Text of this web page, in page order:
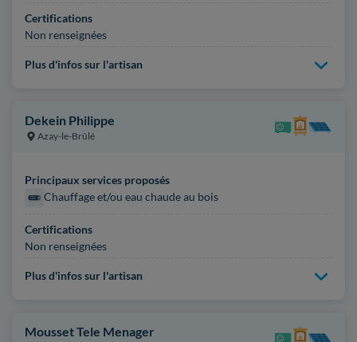
Certifications
Non renseignées
Plus d'infos sur l'artisan
Dekein Philippe
Azay-le-Brûlé
Principaux services proposés
Chauffage et/ou eau chaude au bois
Certifications
Non renseignées
Plus d'infos sur l'artisan
Mousset Tele Menager